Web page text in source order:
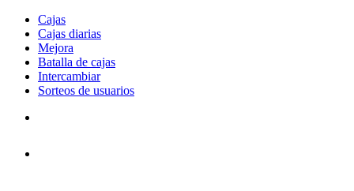
Cajas
Cajas diarias
Mejora
Batalla de cajas
Intercambiar
Sorteos de usuarios